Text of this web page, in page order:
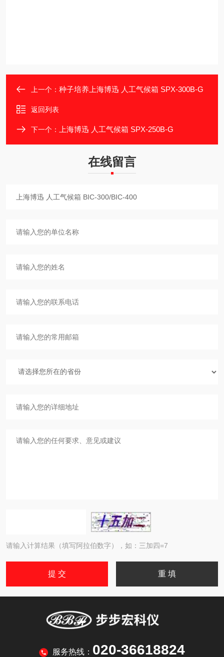
上一个： 种子培养上海博迅 人工气候箱 SPX-300B-G
返回列表
下一个： 上海博迅 人工气候箱 SPX-250B-G
在线留言
请输入计算结果（填写阿拉伯数字），如：三加四=7
服务热线： 020-36618824